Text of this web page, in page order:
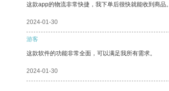
这款app的物流非常快捷，我下单后很快就能收到商品。
2024-01-30
游客
这款软件的功能非常全面，可以满足我所有需求。
2024-01-30